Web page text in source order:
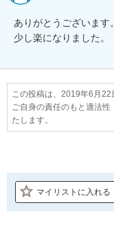
ありがとうございます。
少し楽になりました。
この投稿は、2019年6月22
ご自身の責任のもと適法
たします。
マイリストに入れる